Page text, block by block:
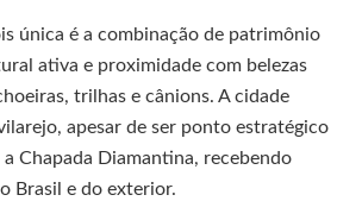
única é a combinação de patrimônio
ativa e proximidade com belezas
trilhas e cânions. A cidade
apesar de ser ponto estratégico
Chapada Diamantina, recebendo
Brasil e do exterior.